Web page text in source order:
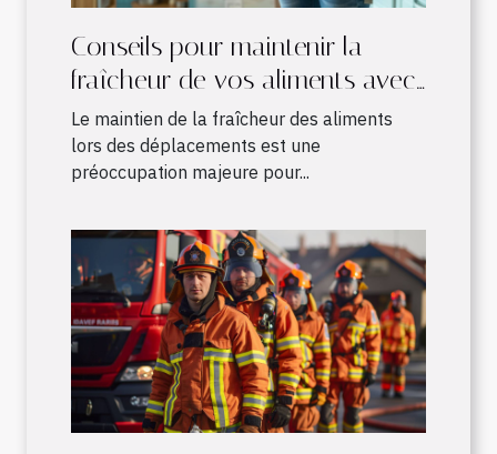
Conseils pour maintenir la
fraîcheur de vos aliments avec
un sac à dos isotherme
Le maintien de la fraîcheur des aliments
lors des déplacements est une
préoccupation majeure pour...